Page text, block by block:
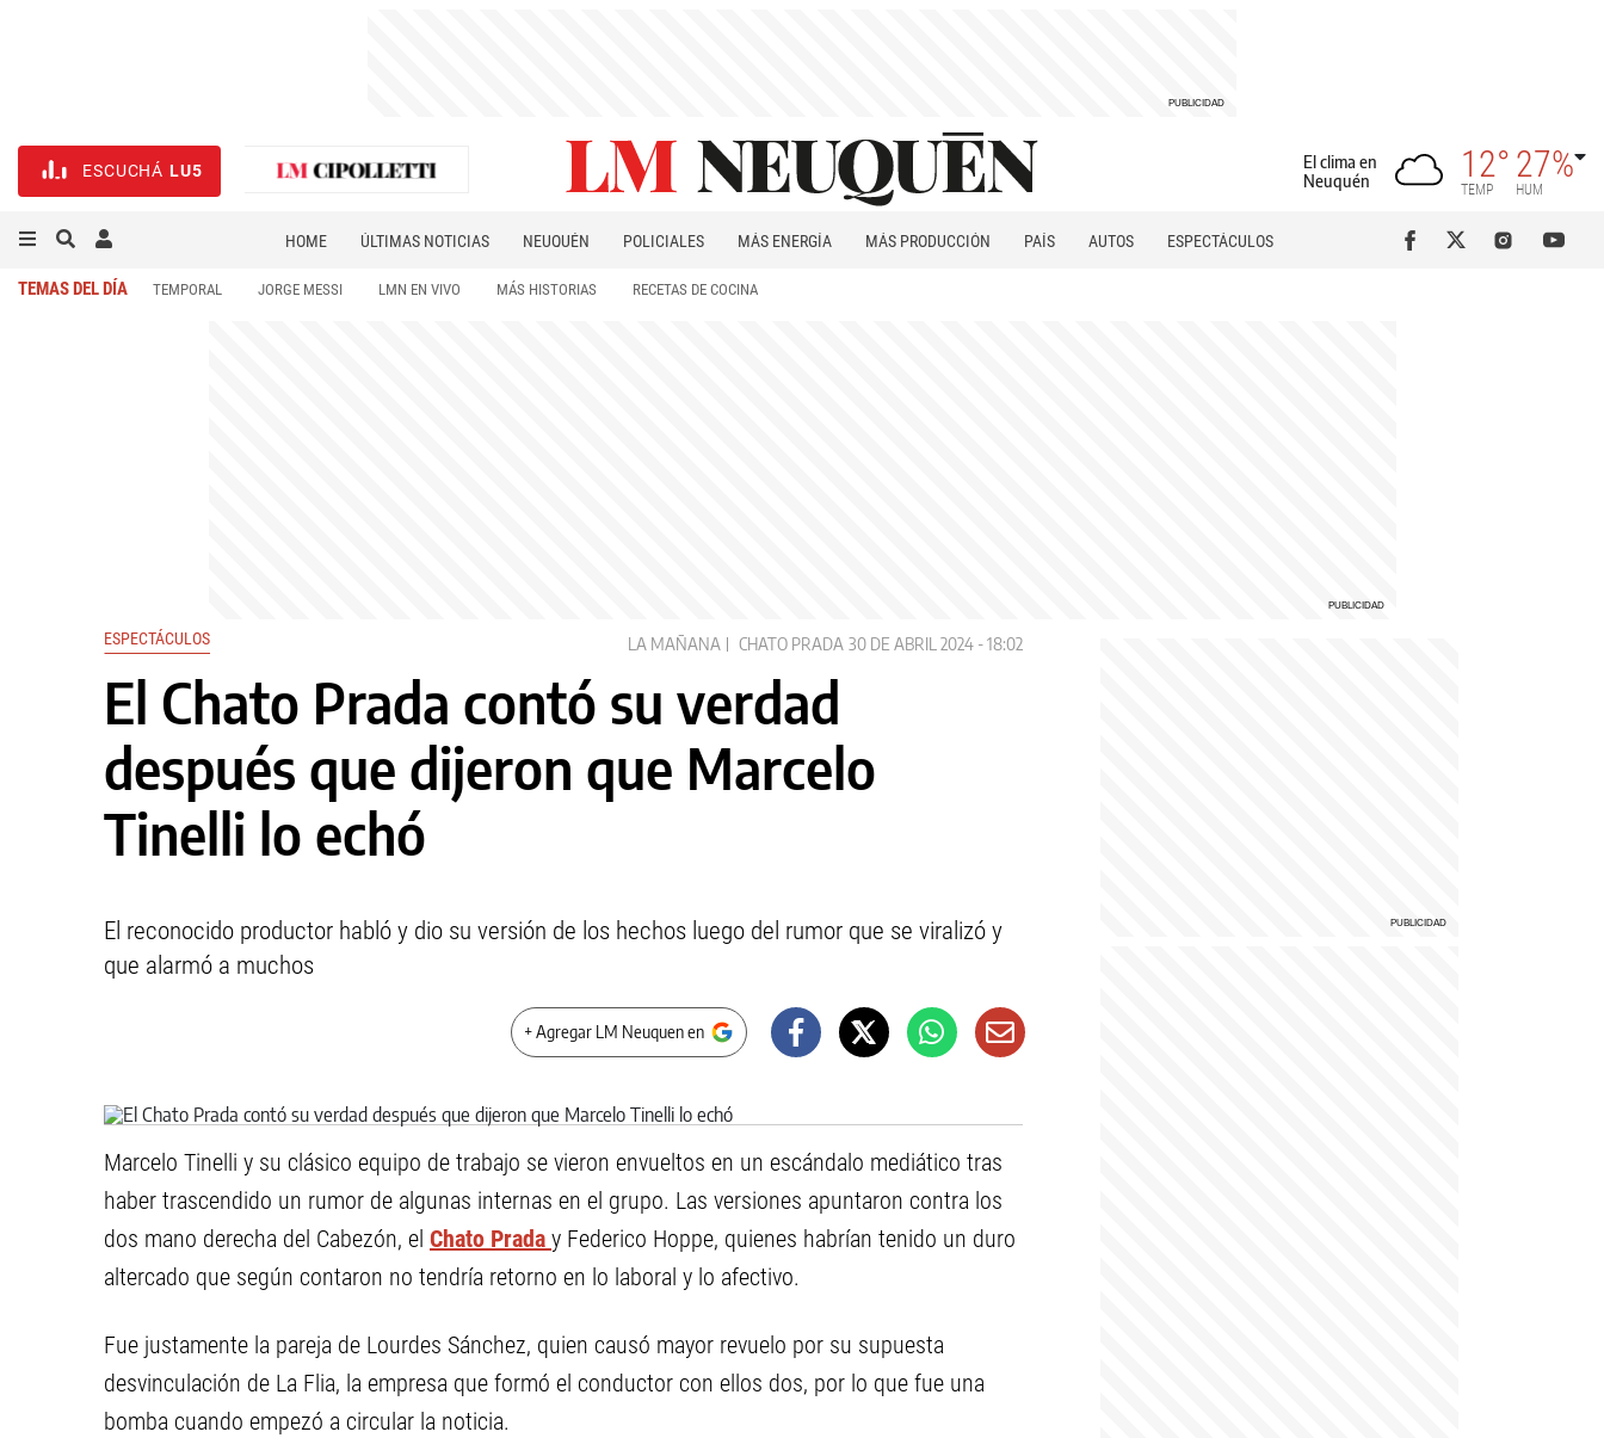
ESCUCHÁ LU5
El clima en
Neuquén
12°
TEMP
27%
HUM
HOME ÚLTIMAS NOTICIAS NEUQUÉN POLICIALES MÁS ENERGÍA MÁS PRODUCCIÓN PAÍS AUTOS
ESPECTÁCULOS
TEMAS DEL DÍA TEMPORAL JORGE MESSI LMN EN VIVO MÁS HISTORIAS RECETAS DE COCINA
ESPECTÁCULOS LA MAÑANA CHATO PRADA 30 DE ABRIL 2024 - 18:02
El Chato Prada contó su verdad
después que dijeron que Marcelo
Tinelli lo echó
El reconocido productor habló y dio su versión de los hechos luego del rumor que se viralizó y
que alarmó a muchos
+ Agregar LM Neuquen en
Marcelo Tinelli y su clásico equipo de trabajo se vieron envueltos en un escándalo mediático tras
haber trascendido un rumor de algunas internas en el grupo. Las versiones apuntaron contra los
dos mano derecha del Cabezón, el Chato Prada y Federico Hoppe, quienes habrían tenido un duro
altercado que según contaron no tendría retorno en lo laboral y lo afectivo.
Fue justamente la pareja de Lourdes Sánchez, quien causó mayor revuelo por su supuesta
desvinculación de La Flia, la empresa que formó el conductor con ellos dos, por lo que fue una
bomba cuando empezó a circular la noticia.